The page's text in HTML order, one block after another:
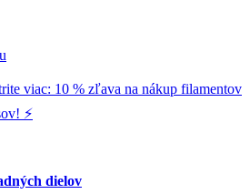
viac: 10 % zľava na nákup filamentov
⚡️
dielov